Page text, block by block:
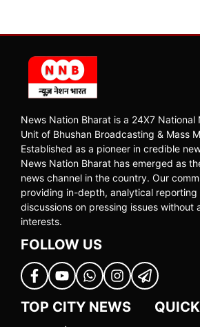
News Nation Bharat is a 24X7 National
Unit of Bhushan Broadcasting & Mass
Established as a pioneer in credible
News Nation Bharat has emerged as
news channel in the country. Our
providing in-depth, analytical reporting
discussions on pressing issues without
interests.
FOLLOW US
TOP CITY NEWS